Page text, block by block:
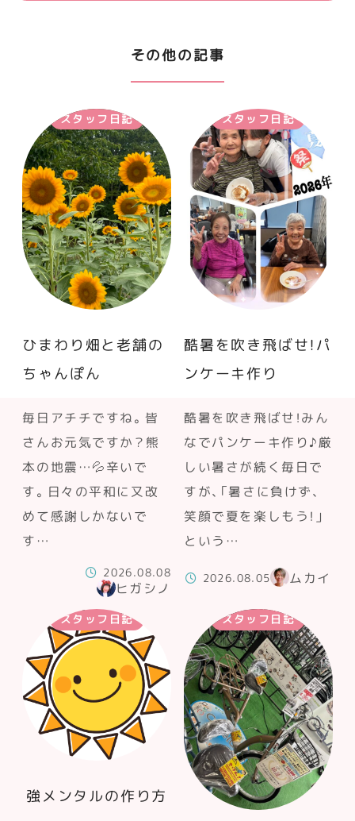
その他の記事
スタッフ日記
ひまわり畑と老舗の
ちゃんぽん
毎日アチチですね。皆
さんお元気ですか？熊
本の地震…💦辛いで
す。日々の平和に又改
めて感謝しかないで
す…
2026.08.08
ヒガシノ
スタッフ日記
酷暑を吹き飛ばせ！パ
ンケーキ作り
酷暑を吹き飛ばせ！みん
なでパンケーキ作り♪厳
しい暑さが続く毎日で
すが、「暑さに負けず、
笑顔で夏を楽しもう！」
という…
2026.08.05 ムカイ
スタッフ日記
強メンタルの作り方
スタッフ日記